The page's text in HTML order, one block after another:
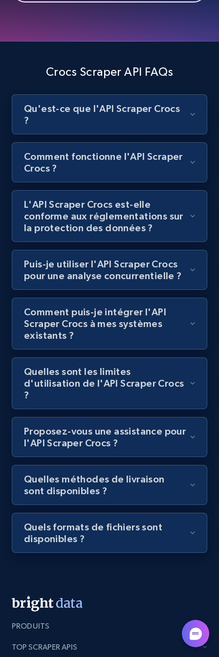
Best Buy products - Collect data on
products using specified keywords
URL, Product id, Title, Images, Final price,
Currency, Discount, Initial price, and more.
Lazada - Products
URL, Title, Rating, Reviews, Initial price, Final
price, Currency, Stock, and more.
991+ 165+ Essai gratuit
Lazada - Products - Discover products by
keyword
URL, Title, Rating, Reviews, Initial price, Final
Essai gratuit
Lazada - Products - Discover products by
category URL or brand URL
URL, Title, Rating, Reviews, Initial price, Final
price, Currency, Stock, and more.
Crocs Scraper API FAQs
Qu'est-ce que l'API Scraper Crocs
?
Comment fonctionne l'API Scraper
Crocs ?
L'API Scraper Crocs est-elle
conforme aux réglementations sur
la protection des données ?
Puis-je utiliser l'API Scraper Crocs
pour une analyse concurrentielle ?
Comment puis-je intégrer l'API
Scraper Crocs à mes systèmes
existants ?
Quelles sont les limites
d'utilisation de l'API Scraper Crocs
?
Proposez-vous une assistance pour
l'API Scraper Crocs ?
Quelles méthodes de livraison
sont disponibles ?
Quels formats de fichiers sont
disponibles ?
PRODUITS
TOP SCRAPER APIS